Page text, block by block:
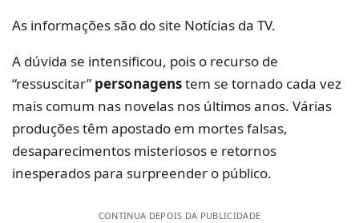
As informações são do site Notícias da TV.
A dúvida se intensificou, pois o recurso de
“ressuscitar” personagenstem se tornado cada vez
mais comum nas novelas nos últimos anos. Várias
produções têm apostado em mortes falsas,
desaparecimentos misteriosos e retornos
inesperados para surpreender o público.
CONTINUA DEPOIS DA PUBLICIDADE